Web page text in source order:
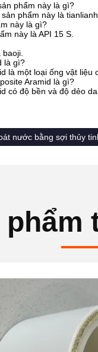
phẩm này là gì?
phẩm này là
này là gì?
này là API 15 S.
là gì?
là một loại ống vật
Aramid là gì?
có độ bền và độ dẻo
nước bằng sợi thủy